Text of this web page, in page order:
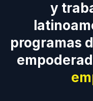
y
programas